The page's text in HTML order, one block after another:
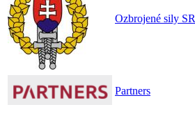
Ozbrojené sily SR
Partners